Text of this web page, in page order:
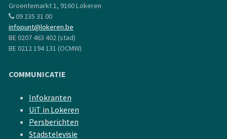
Groentemarkt 1, 9160 Lokeren
09 235 31 00
infopunt@lokeren.be
BE 0207 463 402 (stad)
BE 0212 194 131 (OCMW)
COMMUNICATIE
Infokranten
UiT in Lokeren
Persberichten
Stadstelevisie